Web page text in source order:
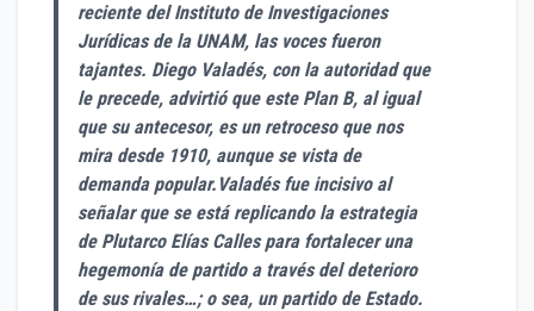
reciente del Instituto de Investigaciones
Jurídicas de la UNAM, las voces fueron
tajantes. Diego Valadés, con la autoridad que
le precede, advirtió que este Plan B, al igual
que su antecesor, es un retroceso que nos
mira desde 1910, aunque se vista de
demanda popular.Valadés fue incisivo al
señalar que se está replicando la estrategia
de Plutarco Elías Calles para fortalecer una
hegemonía de partido a través del deterioro
de sus rivales…; o sea, un partido de Estado.